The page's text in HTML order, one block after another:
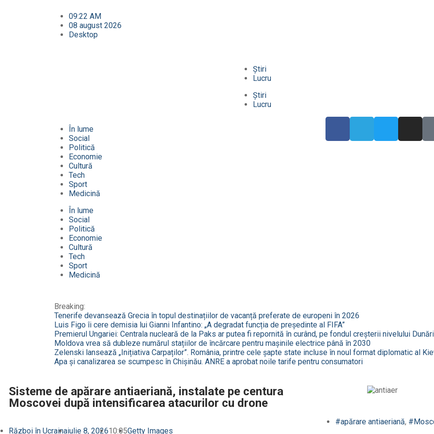
09:22 AM
08 august 2026
Desktop
Știri
Lucru
Știri
Lucru
În lume
Social
Politică
Economie
Cultură
Tech
Sport
Medicină
În lume
Social
Politică
Economie
Cultură
Tech
Sport
Medicină
Breaking:
Tenerife devansează Grecia în topul destinațiilor de vacanță preferate de europeni în 2026
Luis Figo îi cere demisia lui Gianni Infantino: „A degradat funcția de președinte al FIFA”
Premierul Ungariei: Centrala nucleară de la Paks ar putea fi repornită în curând, pe fondul creșterii nivelului
Moldova vrea să dubleze numărul stațiilor de încărcare pentru mașinile electrice până în 2030
Zelenski lansează „Inițiativa Carpaților”. România, printre cele șapte state incluse în noul format diplomatic al
Apa și canalizarea se scumpesc în Chișinău. ANRE a aprobat noile tarife pentru consumatori
Sisteme de apărare antiaeriană, instalate pe centura
Moscovei după intensificarea atacurilor cu drone
Război în Ucrainaiulie 8, 202610:05Getty Images
#apărare antiaeriană,